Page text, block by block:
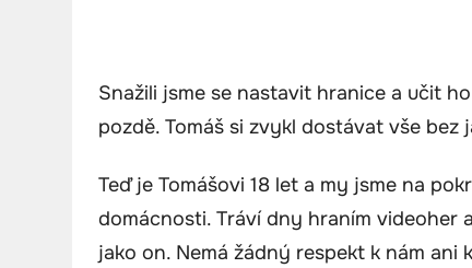
Snažili jsme se nastavit hranice a učit
pozdě. Tomáš si zvykl dostávat vše
Teď je Tomášovi 18 let a my jsme na
domácnosti. Tráví dny hraním videoher
jako on. Nemá žádný respekt k nám ani